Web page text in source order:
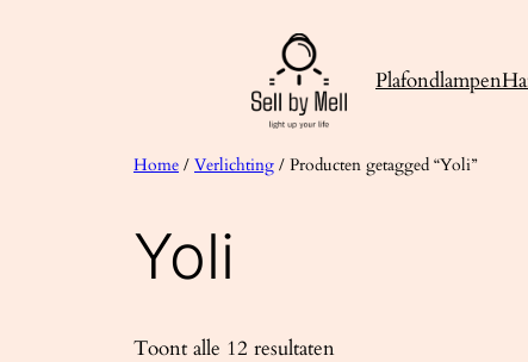
Plafondlampen
Home / Verlichting / Producten getagged “Yoli”
Yoli
Toont alle 12 resultaten